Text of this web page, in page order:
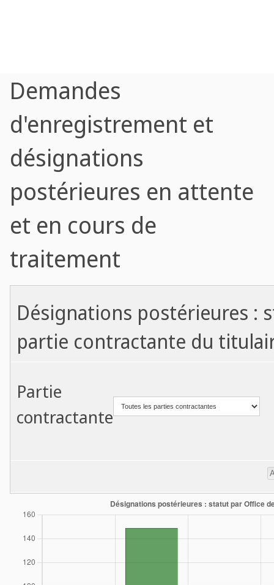
Demandes
d'enregistrement et
désignations
postérieures en attente
et en cours de
traitement
Désignations postérieures :
partie contractante du
Partie
contractante